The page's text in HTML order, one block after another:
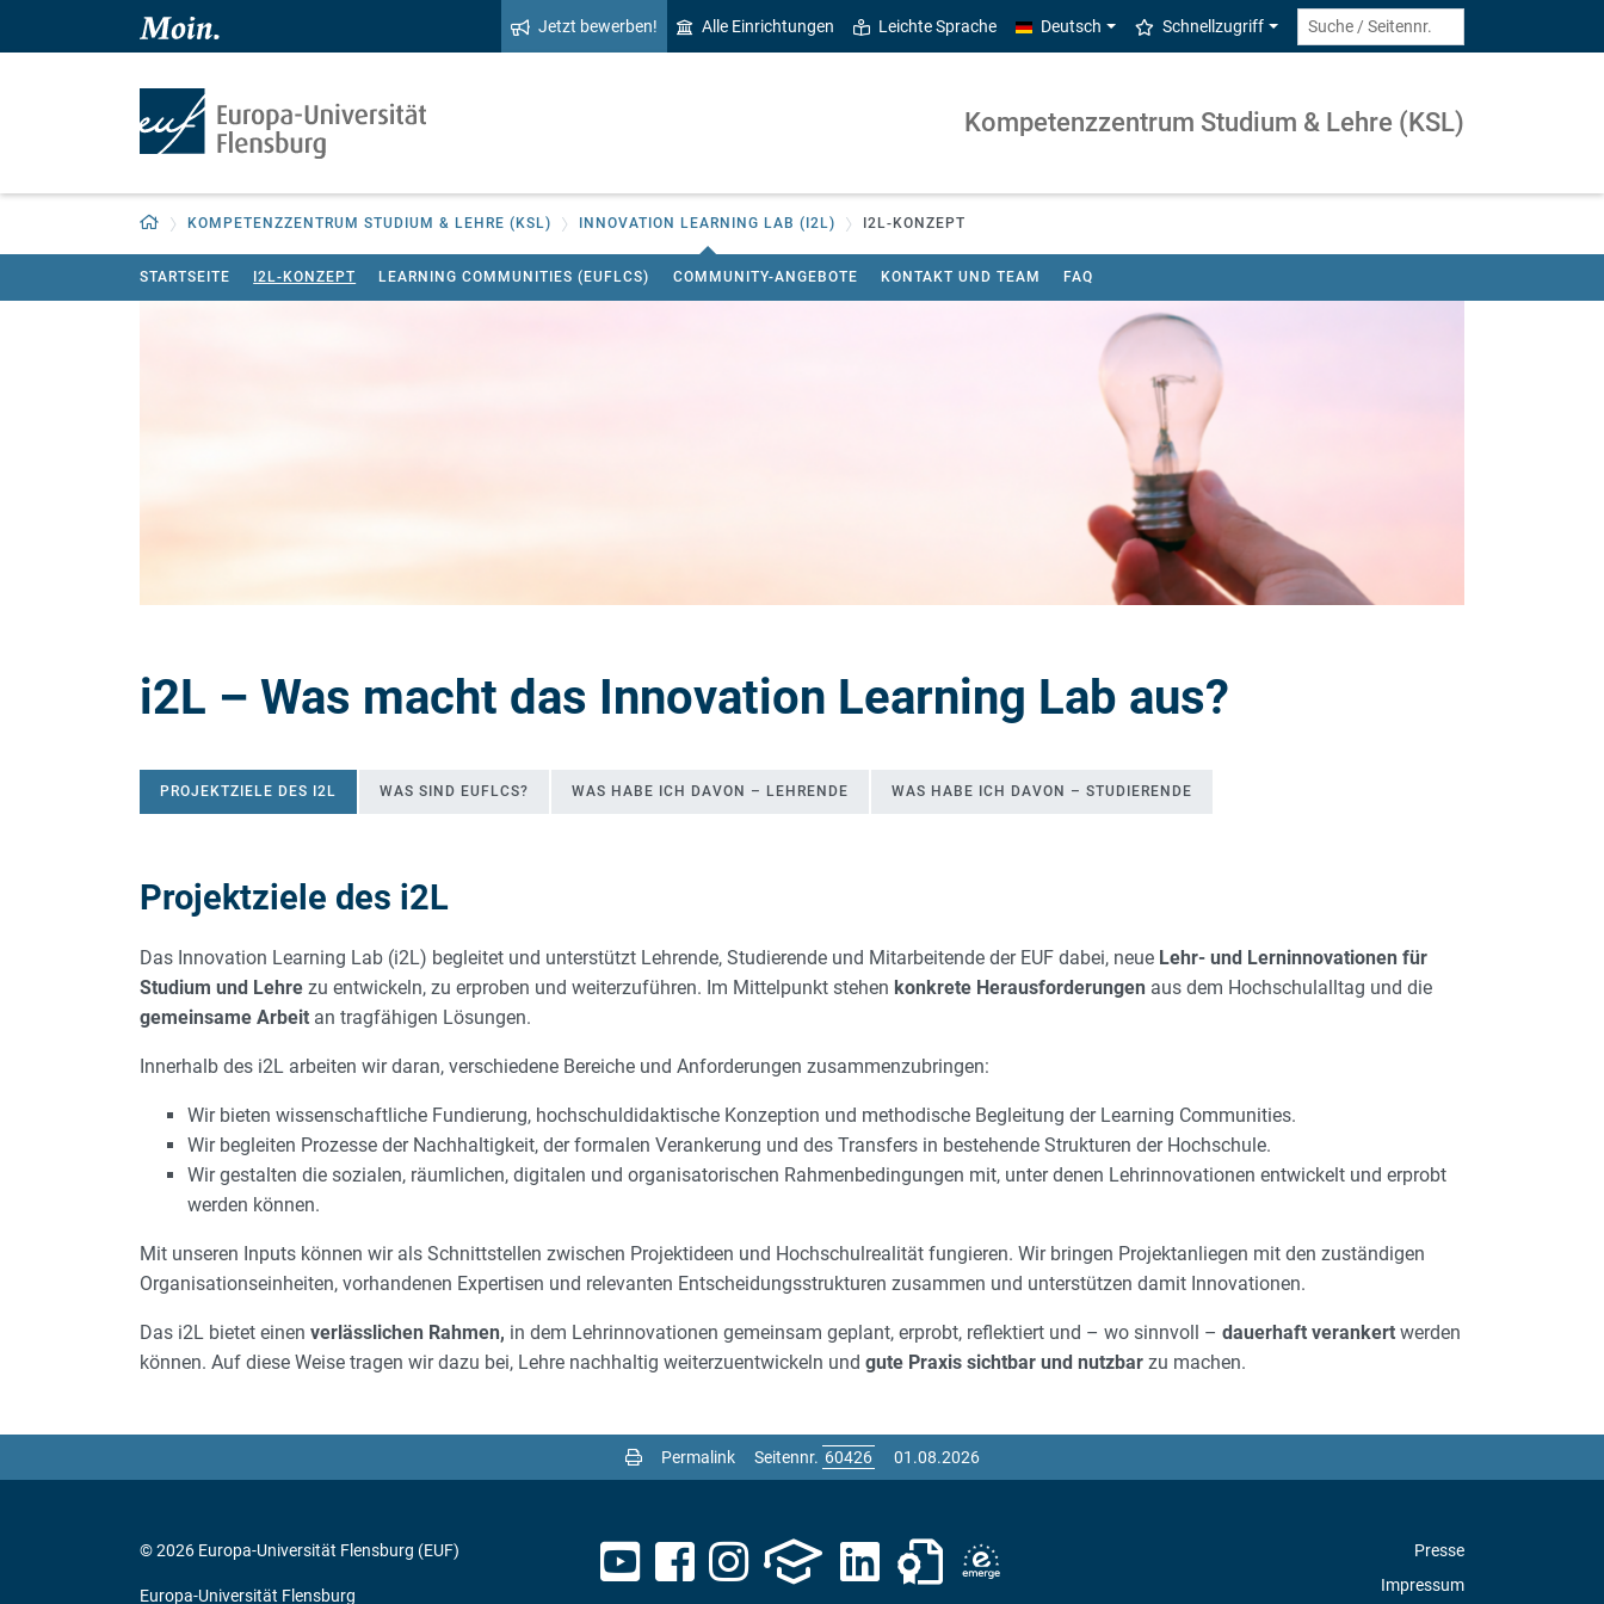
Zum Hauptinhalt springen
Zur Navigation springen
Jetzt bewerben! Alle Einrichtungen Leichte Sprache Deutsch Schnellzugriff
Kompetenzzentrum Studium & Lehre (KSL)
Zurück zur Startseite
KOMPETENZZENTRUM STUDIUM & LEHRE (KSL) INNOVATION LEARNING LAB (I2L) I2L-KONZEPT
STARTSEITE I2L-KONZEPT LEARNING COMMUNITIES (EUFLCS) COMMUNITY-ANGEBOTE KONTAKT UND TEAM FAQ
i2L – Was macht das Innovation Learning Lab aus?
PROJEKTZIELE DES I2L WAS SIND EUFLCS? WAS HABE ICH DAVON – LEHRENDE WAS HABE ICH DAVON – STUDIERENDE
Projektziele des i2L
Projektziele des i2L
Das Innovation Learning Lab (i2L) begleitet und unterstützt Lehrende, Studierende und Mitarbeitende der EUF dabei, neue Lehr- und Lerninnovationen für
Studium und Lehre zu entwickeln, zu erproben und weiterzuführen. Im Mittelpunkt stehen konkrete Herausforderungen aus dem Hochschulalltag und die
gemeinsame Arbeit an tragfähigen Lösungen.
Innerhalb des i2L arbeiten wir daran, verschiedene Bereiche und Anforderungen zusammenzubringen:
Wir bieten wissenschaftliche Fundierung, hochschuldidaktische Konzeption und methodische Begleitung der Learning Communities.
Wir begleiten Prozesse der Nachhaltigkeit, der formalen Verankerung und des Transfers in bestehende Strukturen der Hochschule.
Wir gestalten die sozialen, räumlichen, digitalen und organisatorischen Rahmenbedingungen mit, unter denen Lehrinnovationen entwickelt und erprobt
werden können.
Mit unseren Inputs können wir als Schnittstellen zwischen Projektideen und Hochschulrealität fungieren. Wir bringen Projektanliegen mit den zuständigen
Organisationseinheiten, vorhandenen Expertisen und relevanten Entscheidungsstrukturen zusammen und unterstützen damit Innovationen.
Das i2L bietet einen verlässlichen Rahmen, in dem Lehrinnovationen gemeinsam geplant, erprobt, reflektiert und – wo sinnvoll – dauerhaft verankert werden
können. Auf diese Weise tragen wir dazu bei, Lehre nachhaltig weiterzuentwickeln und gute Praxis sichtbar und nutzbar zu machen.
Permalink Seitennr. 01.08.2026
Presse
Impressum
© 2026 Europa-Universität Flensburg (EUF)
Europa-Universität Flensburg